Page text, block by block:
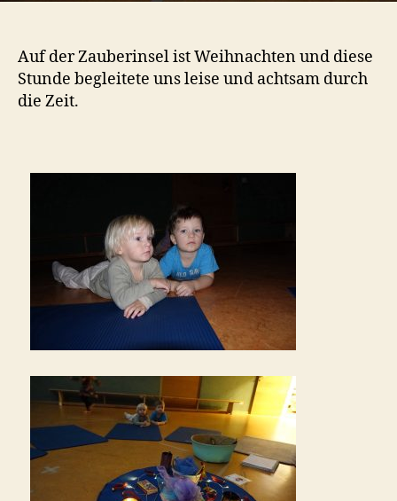
Auf der Zauberinsel ist Weihnachten und diese
Stunde begleitete uns leise und achtsam durch
die Zeit.